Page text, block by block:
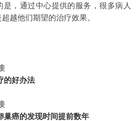
是，通过中心提供的服务，很多病人
越他们期望的治疗效果。
的好办法
巢癌的发现时间提前数年